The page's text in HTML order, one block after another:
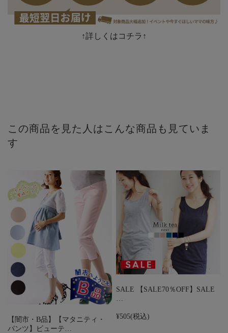
↑詳しくはコチラ↑
この商品を見た人はこんな商品も見ていま
す
【闇市・B品】【マタニティ・
パンツ】ビューテ…
SALE 【SALE70％OFF】SALE
…
¥505(税込)